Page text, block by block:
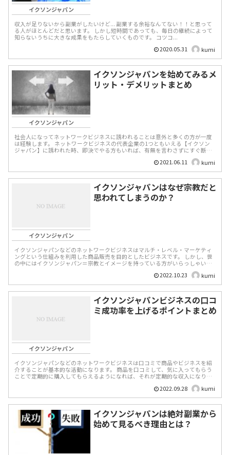
イクソンジャパン
収入が足りないから副業がしたいけど... 副業する余裕なんてない！！と思って
る人がほとんどだと思います。 しかし短時間であっても、毎日の継続によって
知らないうちに大きな成果をもたらしていくものです。 コツコ...
2020.05.31
kumi
イクソンジャパン
イクソンジャパンを始めてみるメ
リット・デメリットまとめ
社会人になってネットワークビジネスに誘われることは意外と多くの方が一度
は経験します。 ネットワークビジネスの代表企業の1つともいえる【イクソン
ジャパン】に誘われた時、即決でやる方もいれば、有無を言わさずにすぐ断る
2021.06.11 kumi
イクソンジャパン
イクソンジャパンはなぜ宗教だと
思われてしまうのか？
イクソンジャパンなどのネットワークビジネスはマルチ・レベル・マーケティ
ングという仕組みを利用した商品販売を目的としたビジネスです。 しかし、世
の中にはイクソンジャパン＝宗教とイメージを持っている方がいらっしゃいま
2022.10.23 kumi
イクソンジャパン
イクソンジャパンビジネスの口コ
ミ成功率を上げるポイントまとめ
イクソンジャパンなどのネットワークビジネスは口コミで商品やビジネスを紹
介することが基本的な活動になります。 商品を口コミして、気に入ってもらう
ことで定期的に購入してもらえるようになれば、それが定期的な収入になりま
2022.09.28 kumi
イクソンジャパンは絶対副業から
始めて見るべき理由とは？